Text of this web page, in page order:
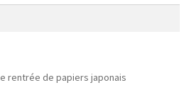
le
rentrée de papiers japonais